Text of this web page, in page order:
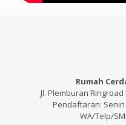
Rumah
Jl. Plemburan
Pendaftaran: Senin
WA/Telp/